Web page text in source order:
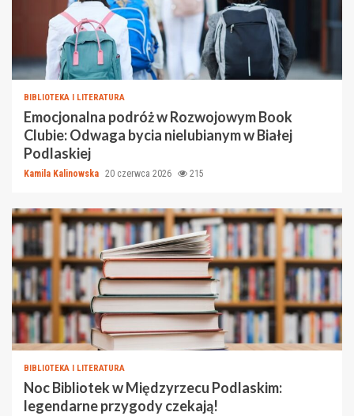
BIBLIOTEKA I LITERATURA
Emocjonalna podróż w Rozwojowym Book
Clubie: Odwaga bycia nielubianym w Białej
Podlaskiej
Kamila Kalinowska 20 czerwca 2026 215
BIBLIOTEKA I LITERATURA
Noc Bibliotek w Międzyrzecu Podlaskim:
legendarne przygody czekają!